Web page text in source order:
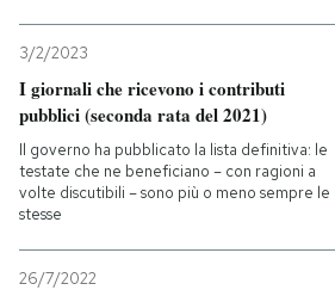
3/2/2023
I giornali che ricevono i contributi
pubblici (seconda rata del 2021)
Il governo ha pubblicato la lista definitiva: le
testate che ne beneficiano – con ragioni a
volte discutibili – sono più o meno sempre le
stesse
26/7/2022